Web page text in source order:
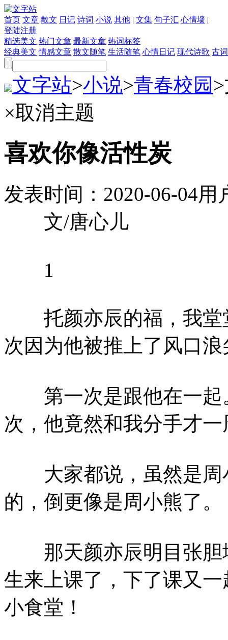
首页 文章 散文 日记 诗词 小说 其他 | 文集 句子汇 心情墙 |
登陆注册
精选美文 热门文章 最新文章 热词标签
经典美文 情感文章 散文随笔 生活随笔 心情日记 现代诗歌 古
文字站>小说>青春校园 >
×取消主题
喜欢你像活性炭
发表时间： 2020-06-04用
文/唐心儿
1
托颜亦辰的福，我堂
次因为他被推上了风口浪
第一次是跟他在一起
次，他竟然和我分手才
大家都说，虽然是周
的，倒更像是周小熊了。
那天颜亦辰明目张胆
生来上课了，下了课又
小食堂！